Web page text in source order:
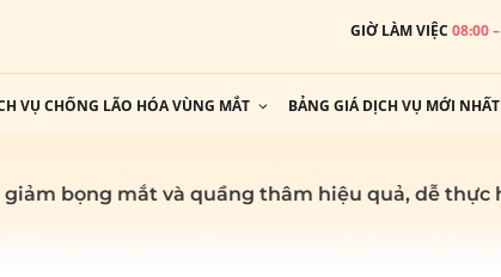
GIỜ LÀM VIỆC 08:00
VỤ CHỐNG LÃO HÓA VÙNG MẮT BẢNG GIÁ DỊCH VỤ MỚI
giảm bọng mắt và quầng thâm hiệu quả, dễ thực